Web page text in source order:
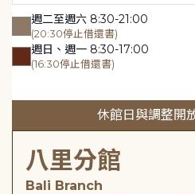
週二至週六 8:30-21:00
(20:30停止借還書)
週日、週一 8:30-17:00
(16:30停止借還書)
休館日與調整開
八里分館
Bali Branch